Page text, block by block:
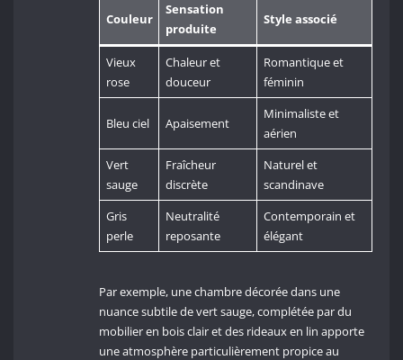
Couleur
Sensation
produite
Style associé
Vieux
rose
Chaleur et
douceur
Romantique et
féminin
Bleu ciel Apaisement
Minimaliste et
aérien
Vert
sauge
Fraîcheur
discrète
Naturel et
scandinave
Gris
perle
Neutralité
reposante
Contemporain et
élégant
Par exemple, une chambre décorée dans une
nuance subtile de vert sauge, complétée par du
mobilier en bois clair et des rideaux en lin apporte
une atmosphère particulièrement propice au